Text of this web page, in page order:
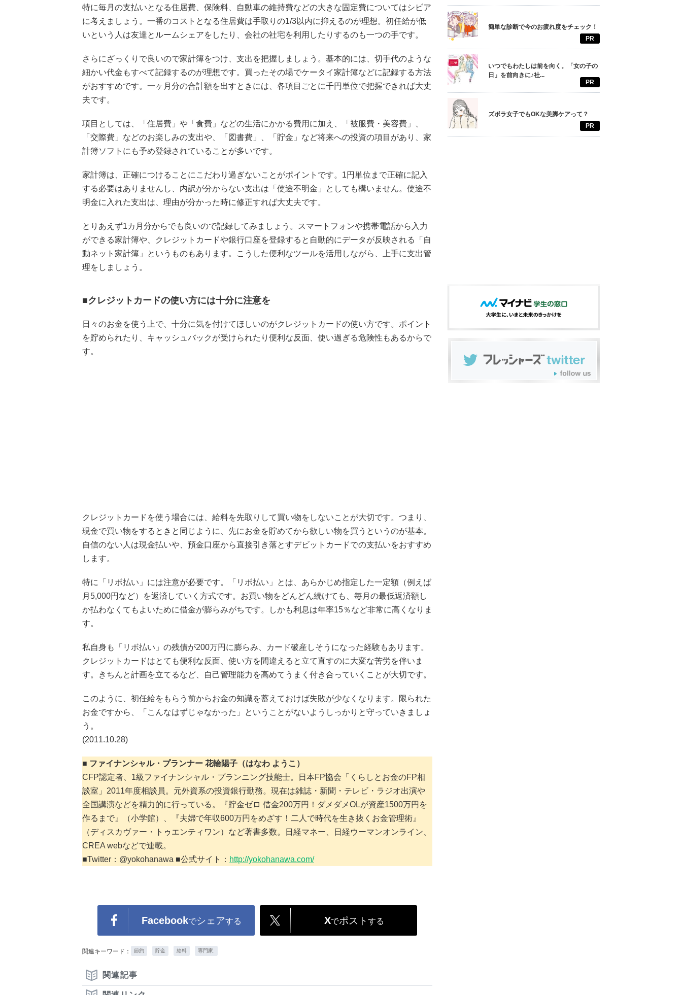
特に毎月の支払いとなる住居費、保険料、自動車の維持費などの大きな固定費についてはシビア
に考えましょう。一番のコストとなる住居費は手取りの1/3以内に抑えるのが理想。初任給が低
いという人は友達とルームシェアをしたり、会社の社宅を利用したりするのも一つの手です。
さらにざっくりで良いので家計簿をつけ、支出を把握しましょう。基本的には、切手代のような
細かい代金もすべて記録するのが理想です。買ったその場でケータイ家計簿などに記録する方法
がおすすめです。一ヶ月分の合計額を出すときには、各項目ごとに千円単位で把握できれば大丈
夫です。
項目としては、「住居費」や「食費」などの生活にかかる費用に加え、「被服費・美容費」、
「交際費」などのお楽しみの支出や、「図書費」、「貯金」など将来への投資の項目があり、家
計簿ソフトにも予め登録されていることが多いです。
家計簿は、正確につけることにこだわり過ぎないことがポイントです。1円単位まで正確に記入
する必要はありませんし、内訳が分からない支出は「使途不明金」としても構いません。使途不
明金に入れた支出は、理由が分かった時に修正すれば大丈夫です。
とりあえず1カ月分からでも良いので記録してみましょう。スマートフォンや携帯電話から入力
ができる家計簿や、クレジットカードや銀行口座を登録すると自動的にデータが反映される「自
動ネット家計簿」というものもあります。こうした便利なツールを活用しながら、上手に支出管
理をしましょう。
■クレジットカードの使い方には十分に注意を
日々のお金を使う上で、十分に気を付けてほしいのがクレジットカードの使い方です。ポイント
を貯められたり、キャッシュバックが受けられたり便利な反面、使い過ぎる危険性もあるからで
す。
クレジットカードを使う場合には、給料を先取りして買い物をしないことが大切です。つまり、
現金で買い物をするときと同じように、先にお金を貯めてから欲しい物を買うというのが基本。
自信のない人は現金払いや、預金口座から直接引き落とすデビットカードでの支払いをおすすめ
します。
特に「リボ払い」には注意が必要です。「リボ払い」とは、あらかじめ指定した一定額（例えば
月5,000円など）を返済していく方式です。お買い物をどんどん続けても、毎月の最低返済額し
か払わなくてもよいために借金が膨らみがちです。しかも利息は年率15％など非常に高くなりま
す。
私自身も「リボ払い」の残債が200万円に膨らみ、カード破産しそうになった経験もあります。
クレジットカードはとても便利な反面、使い方を間違えると立て直すのに大変な苦労を伴いま
す。きちんと計画を立てるなど、自己管理能力を高めてうまく付き合っていくことが大切です。
このように、初任給をもらう前からお金の知識を蓄えておけば失敗が少なくなります。限られた
お金ですから、「こんなはずじゃなかった」ということがないようしっかりと守っていきましょ
う。
(2011.10.28)
■ ファイナンシャル・プランナー 花輪陽子（はなわ ようこ）
CFP認定者、1級ファイナンシャル・プランニング技能士。日本FP協会「くらしとお金のFP相
談室」2011年度相談員。元外資系の投資銀行勤務。現在は雑誌・新聞・テレビ・ラジオ出演や
全国講演などを精力的に行っている。『貯金ゼロ 借金200万円！ダメダメOLが資産1500万円を
作るまで』（小学館）、『夫婦で年収600万円をめざす！二人で時代を生き抜くお金管理術』
（ディスカヴァー・トゥエンティワン）など著書多数。日経マネー、日経ウーマンオンライン、
CREA webなどで連載。
■Twitter：@yokohanawa ■公式サイト： http://yokohanawa.com/
Facebookでシェアする Xでポスト する
関連キーワード： 節約 貯金 給料 専門家.
関連記事
簡単な診断で今のお疲れ度をチェック！
PR
いつでもわたしは前を向く。「女の子の
日」を前向きに♪社...
PR
ズボラ女子でもOKな美脚ケアって？
PR